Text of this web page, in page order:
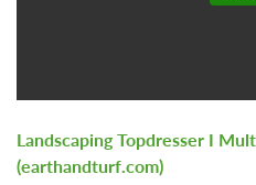
Landscaping Topdresser I
(earthandturf.com)